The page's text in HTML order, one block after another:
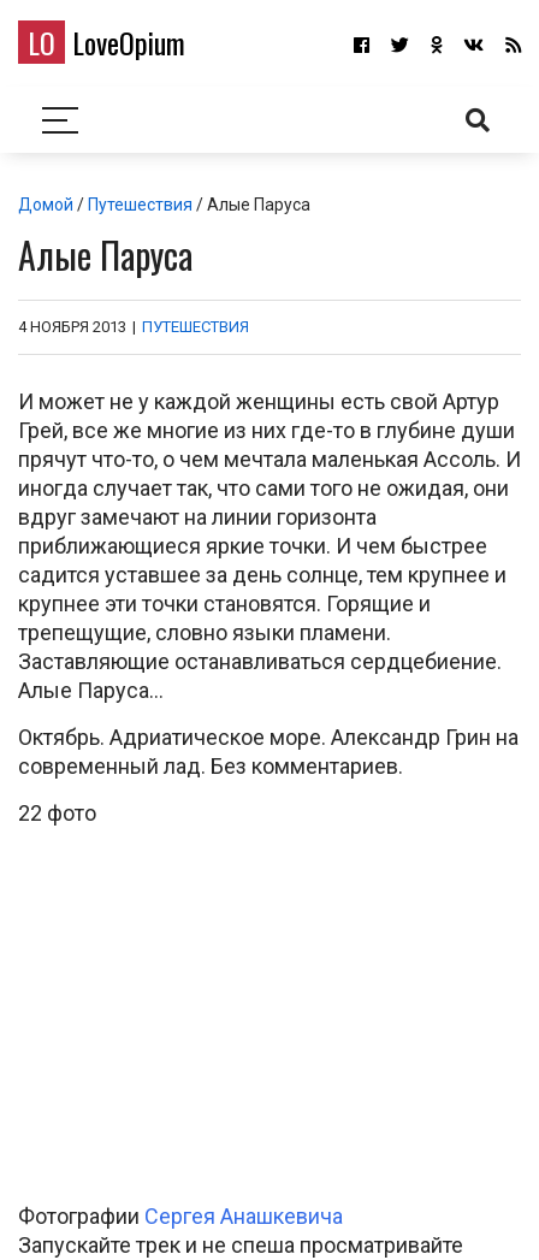
LO LoveOpium
Домой / Путешествия / Алые Паруса
Алые Паруса
4 НОЯБРЯ 2013 | ПУТЕШЕСТВИЯ
И может не у каждой женщины есть свой Артур
Грей, все же многие из них где-то в глубине души
прячут что-то, о чем мечтала маленькая Ассоль. И
иногда случает так, что сами того не ожидая, они
вдруг замечают на линии горизонта
приближающиеся яркие точки. И чем быстрее
садится уставшее за день солнце, тем крупнее и
крупнее эти точки становятся. Горящие и
трепещущие, словно языки пламени.
Заставляющие останавливаться сердцебиение.
Алые Паруса…
Октябрь. Адриатическое море. Александр Грин на
современный лад. Без комментариев.
22 фото
Фотографии Сергея Анашкевича
Запускайте трек и не спеша просматривайте